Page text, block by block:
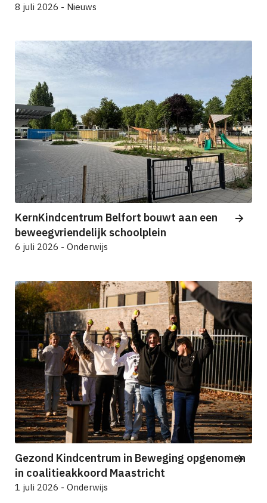
8 juli 2026 - Nieuws
KernKindcentrum Belfort bouwt aan een
beweegvriendelijk schoolplein
6 juli 2026 - Onderwijs
Gezond Kindcentrum in Beweging opgenomen
in coalitieakkoord Maastricht
1 juli 2026 - Onderwijs